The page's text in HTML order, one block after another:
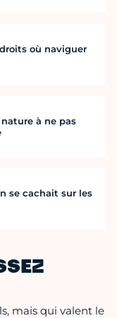
où naviguer
à ne pas
se cachait sur les
mais qui valent le